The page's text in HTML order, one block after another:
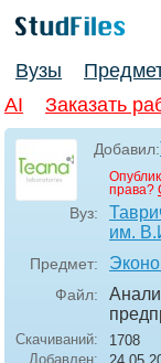
Вузы
AI
Заказать
Добавил:
права?
Вуз:
им.
Предмет:
Файл:
Скачиваний:
1708
Добавлен: